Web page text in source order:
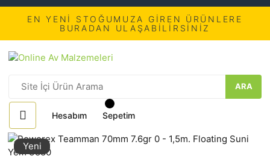
EN YENİ STOĞUMUZA GİREN ÜRÜNLERE
BURADAN ULAŞABİLİRSİNİZ
ARA
Hesabım Sepetim
Yeni